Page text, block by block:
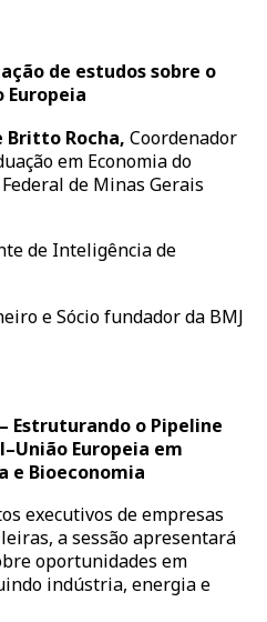
de estudos sobre o
Europeia
Britto Rocha, Coordenador
em Economia do
de Minas Gerais
de Inteligência de
e Sócio fundador da BMJ
– Estruturando o Pipeline
Europeia em
e Bioeconomia
executivos de empresas
a sessão apresentará
oportunidades em
indústria, energia e